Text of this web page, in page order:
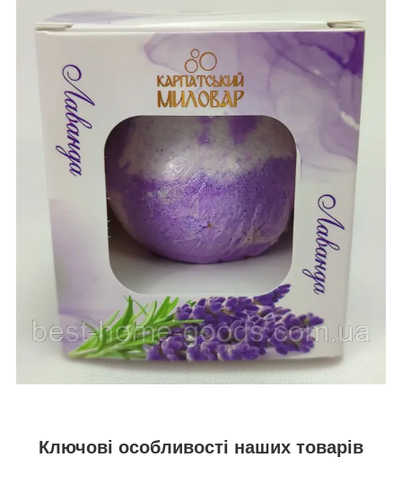
Ключові особливості наших товарів